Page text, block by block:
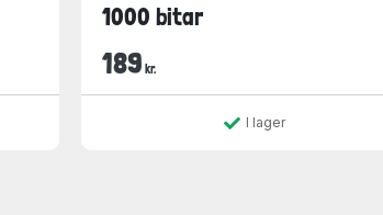
1000 bitar
189 kr.
I lager